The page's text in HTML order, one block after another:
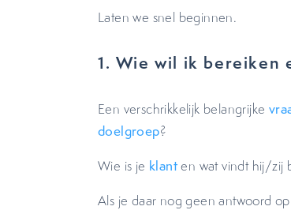
Laten we snel beginnen.
1. Wie wil ik bereiken
Een verschrikkelijk belangrijke
doelgroep?
Wie is je klanten wat vindt hij/zij
Als je daar nog geen antwoord